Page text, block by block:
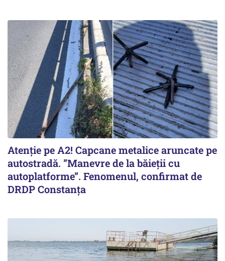
Atenție pe A2! Capcane metalice aruncate pe
autostradă. ”Manevre de la băieții cu
autoplatforme”. Fenomenul, confirmat de
DRDP Constanța